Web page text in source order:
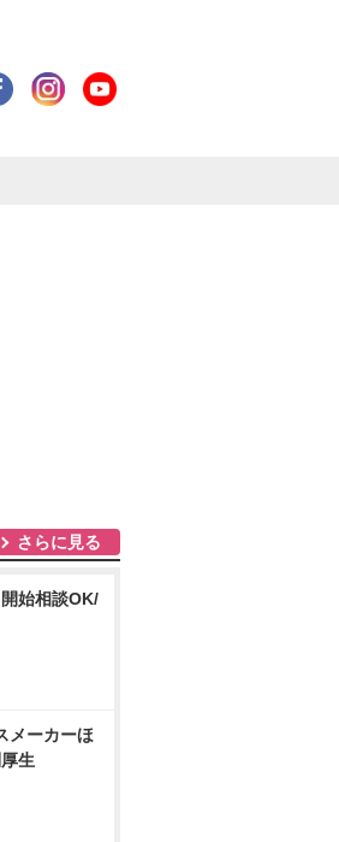
さらに見る
始相談OK/
メーカーほ
生